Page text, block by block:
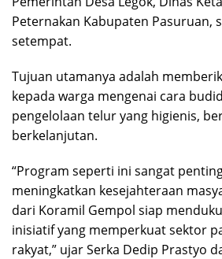
Peternakan Kabupaten Pasuruan,
setempat.
Tujuan utamanya adalah
kepada warga mengenai cara
pengelolaan telur yang higienis,
berkelanjutan.
“Program seperti ini sangat
meningkatkan kesejahteraan
dari Koramil Gempol siap
inisiatif yang memperkuat sektor
rakyat,” ujar Serka Dedip Prastyo